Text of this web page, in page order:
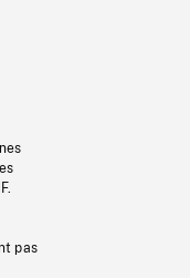
pas